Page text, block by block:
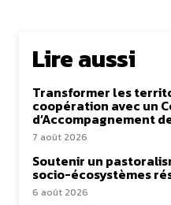
Lire aussi
Transformer les
coopération avec un
d’Accompagnement
7 août 2026
Soutenir un
socio-écosystèmes
6 août 2026